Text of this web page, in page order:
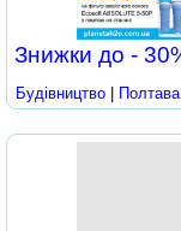
Знижки до -
Будівництво Полтава